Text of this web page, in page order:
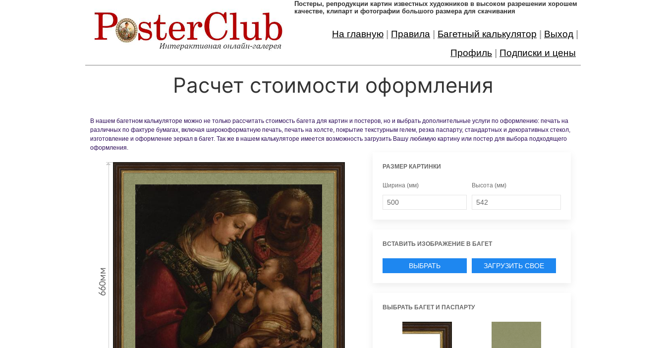
Постеры, pепродукции картин известных художников в высоком разрешении хорошем
качестве, клипарт и фотографии большого размера для скачивания
На главную Правила Багетный калькулятор Выход
Профиль
Подписки и цены
Расчет стоимости оформления
В нашем багетном калькуляторе можно не только рассчитать стоимость багета для картин и постеров, но и выбрать дополнительные услуги по оформлению: печать на
различных по фактуре бумагах, включая широкоформатную печать, печать на холсте, покрытие текстурным гелем, резка паспарту, стандартных и декоративных стекол,
изготовление и оформление зеркал в багет. Так же в нашем калькуляторе имеется возможность загрузить Вашу любимую картину или постер для выбора подходящего
оформления.
660мм
РАЗМЕР КАРТИНКИ
Ширина (мм) Высота (мм)
ВСТАВИТЬ ИЗОБРАЖЕНИЕ В БАГЕТ
ВЫБРАТЬ
ЗАГРУЗИТЬ СВОЕ
ВЫБРАТЬ БАГЕТ И ПАСПАРТУ